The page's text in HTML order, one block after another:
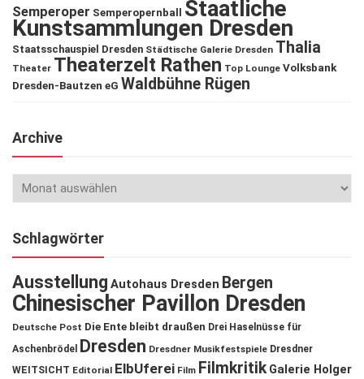
Semperoper Semperopernball Staatliche
Kunstsammlungen Dresden
Staatsschauspiel Dresden Städtische Galerie Dresden Thalia
Theater Theaterzelt Rathen Top Lounge Volksbank
Dresden-Bautzen eG Waldbühne Rügen
Archive
Schlagwörter
Ausstellung Autohaus Dresden Bergen
Chinesischer Pavillon Dresden
Deutsche Post Die Ente bleibt draußen Drei Haselnüsse für
Aschenbrödel
Dresden Dresdner Musikfestspiele Dresdner
WEITSICHT Editorial ElbUferei Film Filmkritik Galerie Holger